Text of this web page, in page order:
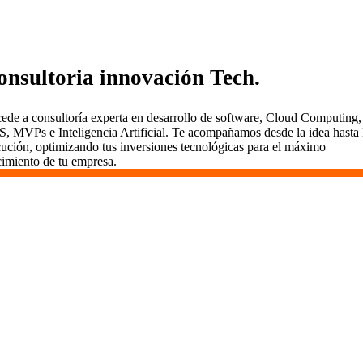
innovación Tech.
a consultoría experta en desarrollo de software, Cloud Computing,
MVPs e Inteligencia Artificial. Te acompañamos desde la idea hasta
optimizando tus inversiones tecnológicas para el máximo
de tu empresa.